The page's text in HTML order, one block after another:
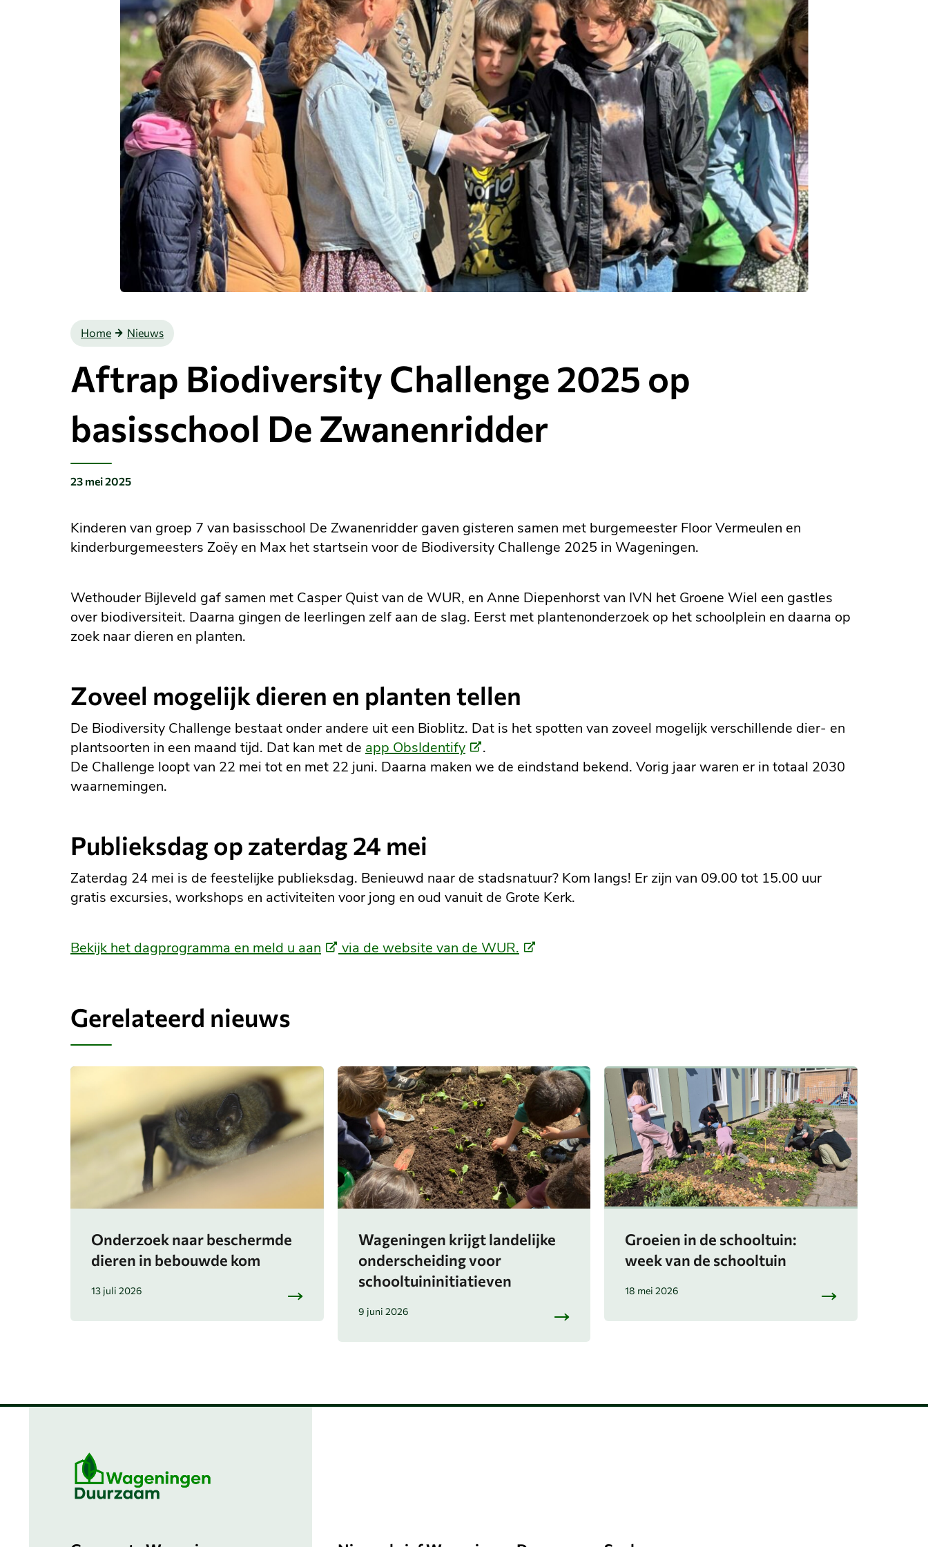
Home Nieuws
Aftrap Biodiversity Challenge 2025 op
basisschool De Zwanenridder
Gepubliceerd
23 mei 2025
Kinderen van groep 7 van basisschool De Zwanenridder gaven gisteren samen met burgemeester Floor Vermeulen en
kinderburgemeesters Zoëy en Max het startsein voor de Biodiversity Challenge 2025 in Wageningen.
Wethouder Bijleveld gaf samen met Casper Quist van de WUR, en Anne Diepenhorst van IVN het Groene Wiel een gastles
over biodiversiteit. Daarna gingen de leerlingen zelf aan de slag. Eerst met plantenonderzoek op het schoolplein en daarna op
zoek naar dieren en planten.
Zoveel mogelijk dieren en planten tellen
De Biodiversity Challenge bestaat onder andere uit een Bioblitz. Dat is het spotten van zoveel mogelijk verschillende dier- en
plantsoorten in een maand tijd. Dat kan met de app ObsIdentify(Externe
link)
.
De Challenge loopt van 22 mei tot en met 22 juni. Daarna maken we de eindstand bekend. Vorig jaar waren er in totaal 2030
waarnemingen.
Publieksdag op zaterdag 24 mei
Zaterdag 24 mei is de feestelijke publieksdag. Benieuwd naar de stadsnatuur? Kom langs! Er zijn van 09.00 tot 15.00 uur
gratis excursies, workshops en activiteiten voor jong en oud vanuit de Grote Kerk.
Bekijk het dagprogramma en meld u aan (Externe
via de website van de WUR. (Externe
Gerelateerd nieuws
Onderzoek naar beschermde
dieren in bebouwde kom
13 juli 2026
Wageningen krijgt landelijke
onderscheiding voor
schooltuininitiatieven
9 juni 2026
Groeien in de schooltuin:
week van de schooltuin
18 mei 2026
Belangrijke
informatie